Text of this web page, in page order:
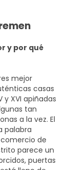
y por qué
mejor
casas
XVI apiñadas
tan
a la vez. El
palabra
de
parece un
puertas